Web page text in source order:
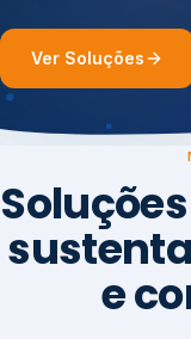
Ver Soluções
e